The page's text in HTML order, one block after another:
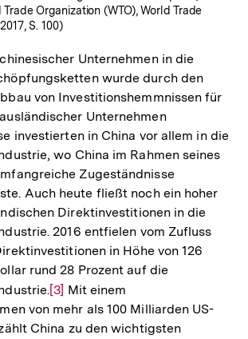
Organization (WTO), World Trade
S. 100)
Unternehmen in die
wurde durch den
von Investitionshemmnissen für
Unternehmen
investierten in China vor allem in die
wo China im Rahmen seines
Zugeständnisse
Auch heute fließt noch ein hoher
Direktinvestitionen in die
2016 entfielen vom Zufluss
in Höhe von 126
rund 28 Prozent auf die
Zur
Auflösung
der
[3] Mit einem
von mehr als 100 Milliarden US-
China zu den wichtigsten